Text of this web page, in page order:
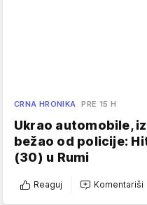
CRNA HRONIKA PRE 15 H
Ukrao automobile,
bežao od policije:
(30) u Rumi
Reaguj Komentariši